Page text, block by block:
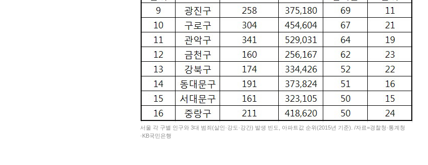
서울 각 구별 인구와 3대 범죄(살인·강도·강간) 발생 빈도, 아파트값 순위(2015년 기준). /자료=경찰청·통계청
·KB국민은행